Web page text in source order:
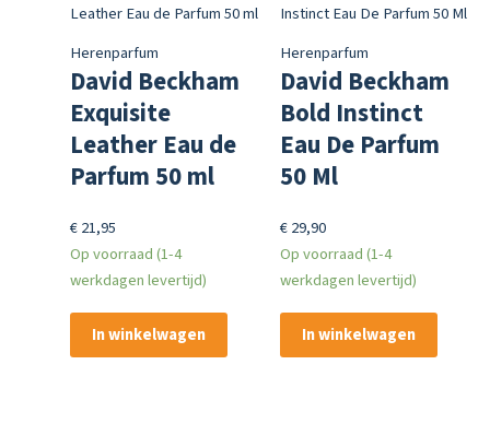
Herenparfum
David Beckham
Exquisite
Leather Eau de
Parfum 50 ml
€21,95
Op voorraad (1-4
werkdagen levertijd)
In winkelwagen
Herenparfum
David Beckham
Bold Instinct
Eau De Parfum
50 Ml
€29,90
Op voorraad (1-4
werkdagen levertijd)
In winkelwagen